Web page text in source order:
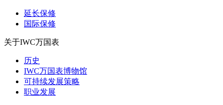
延长保修
国际保修
关于IWC万国表
历史
IWC万国表博物馆
可持续发展策略
职业发展